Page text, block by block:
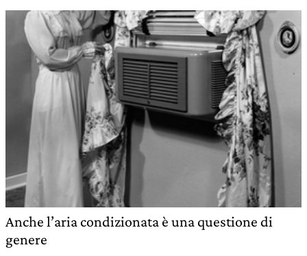
Anche l’aria condizionata è una questione di
genere